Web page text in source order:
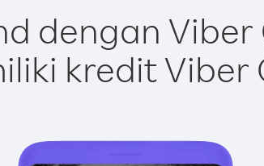
dengan
kredit Viber